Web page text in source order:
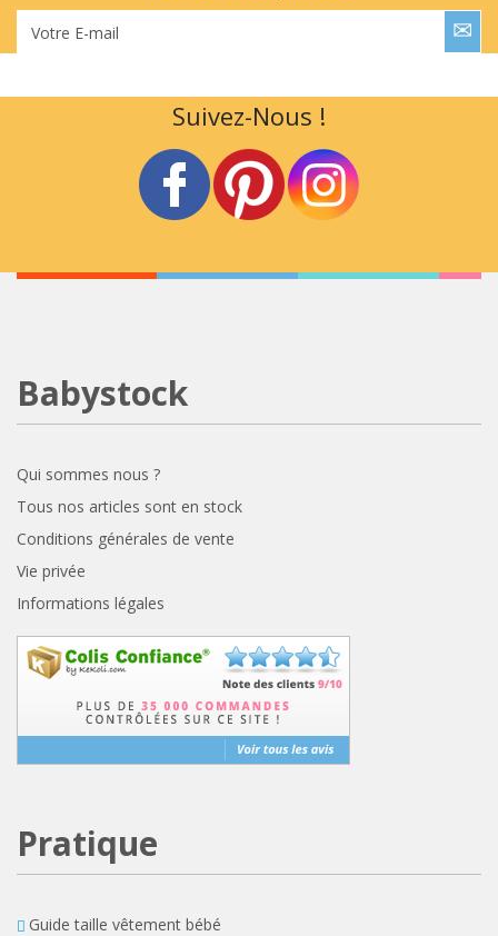
Votre E-mail
Suivez-Nous !
Babystock
Qui sommes nous ?
Tous nos articles sont en stock
Conditions générales de vente
Vie privée
Informations légales
Pratique
Guide taille vêtement bébé